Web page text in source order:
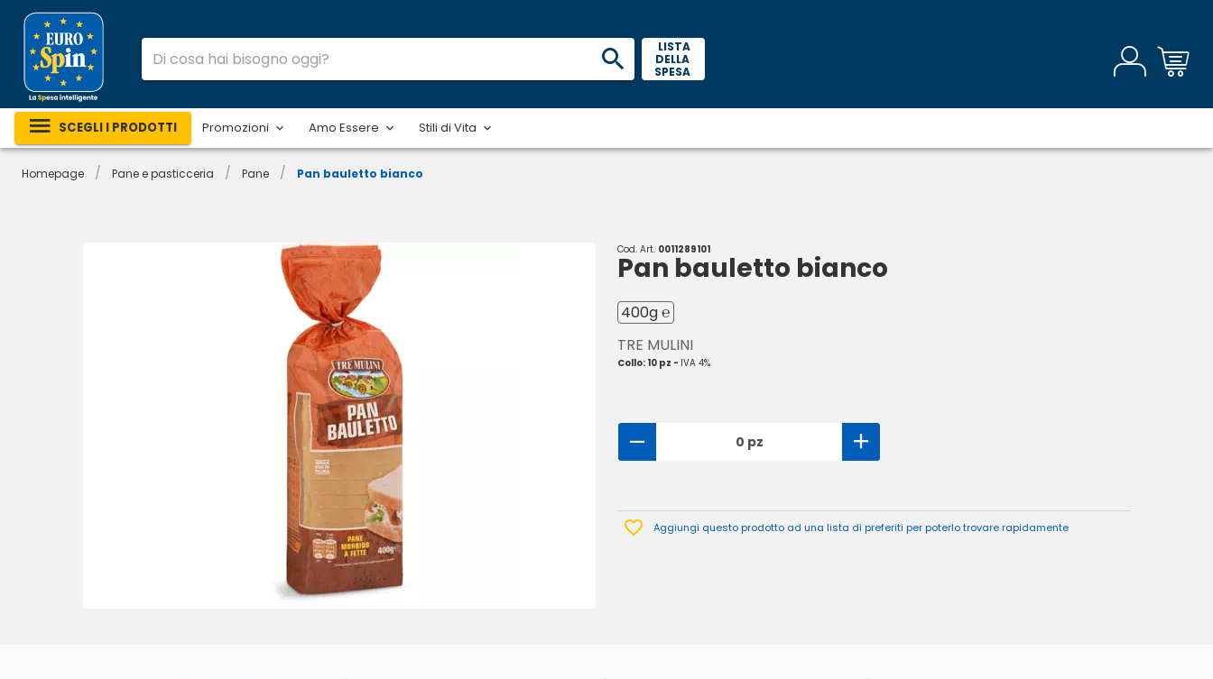
LISTA
DELLA
SPESA
SCEGLI I PRODOTTI Promozioni Amo Essere Stili di Vita
Homepage / Pane e pasticceria / Pane / Pan bauletto bianco
Cod. Art. 0011289101
Pan bauletto bianco
400g ℮
TRE MULINI
Collo: 10 pz - IVA 4%
0 pz
Aggiungi questo prodotto ad una lista di preferiti per poterlo trovare rapidamente